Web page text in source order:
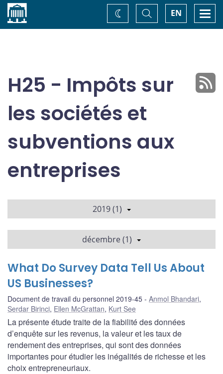
Accueil EN
Basculer
la
recherche
Changez
de
H25 - Impôts sur
les sociétés et
subventions aux
entreprises
2019 (1)
décembre (1)
What Do Survey Data Tell Us About
US Businesses?
Document de travail du personnel 2019-45 Anmol Bhandari,
Serdar Birinci, Ellen McGrattan, Kurt See
La présente étude traite de la fiabilité des données
d’enquête sur les revenus, la valeur et les taux de
rendement des entreprises, qui sont des données
importantes pour étudier les inégalités de richesse et les
choix entrepreneuriaux.